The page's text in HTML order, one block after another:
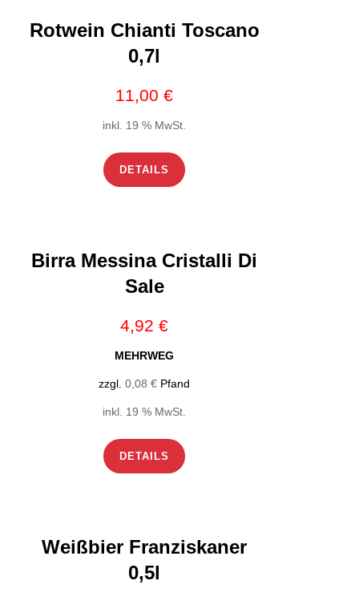
Rotwein Chianti Toscano
0,7l
11,00 €
inkl. 19 % MwSt.
DETAILS
Birra Messina Cristalli Di
Sale
4,92 €
MEHRWEG
zzgl. 0,08 € Pfand
inkl. 19 % MwSt.
DETAILS
Weißbier Franziskaner
0,5l